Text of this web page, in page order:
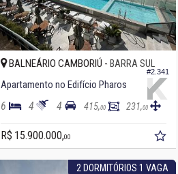
#2.341
BALNEÁRIO CAMBORIÚ - BARRA SUL
Apartamento no Edifício Pharos
6 4 4 415,00 231,00
R$ 15.900.000,00
2 DORMITÓRIOS 1 VAGA